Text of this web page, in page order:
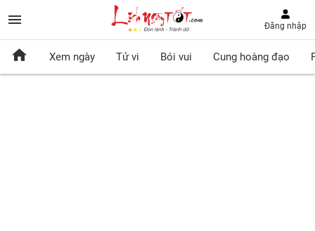
Đăng nhập
Xem ngày Tử vi Bói vui Cung hoàng đạo